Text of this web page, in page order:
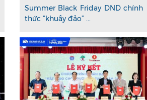
Summer Black Friday DND chính
thức “khuấy đảo” ...